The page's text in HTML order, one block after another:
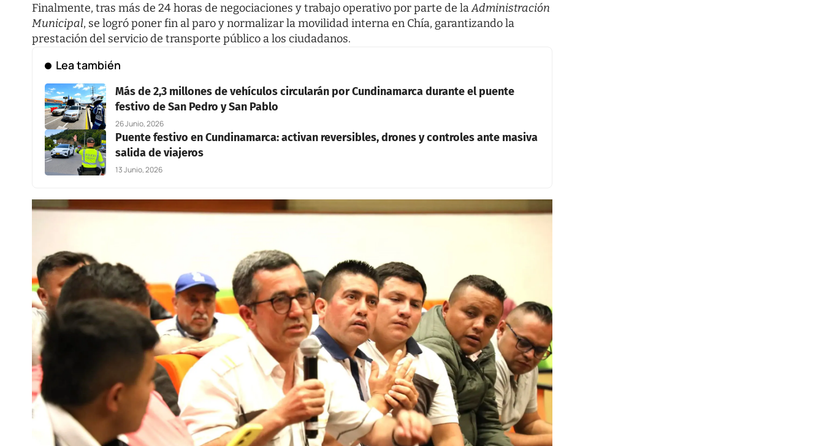
Finalmente, tras más de 24 horas de negociaciones y trabajo operativo por parte de laAdministración
Municipal, se logró poner fin al paro y normalizar la movilidad interna en Chía, garantizando la
prestación del servicio de transporte público a los ciudadanos.
Lea también
Más de 2,3 millones de vehículos circularán por Cundinamarca durante el puente
festivo de San Pedro y San Pablo
26 Junio, 2026
Puente festivo en Cundinamarca: activan reversibles, drones y controles ante masiva
salida de viajeros
13 Junio, 2026